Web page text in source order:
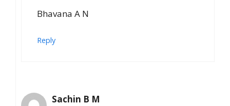
Bhavana A N
Reply
Sachin B M